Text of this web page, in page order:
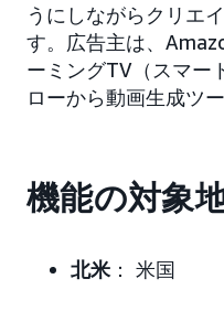
うにしながらクリエ
す。広告主は、
ーミングTV（スマー
ローから動画生成ツ
機能の対象
北米： 米国